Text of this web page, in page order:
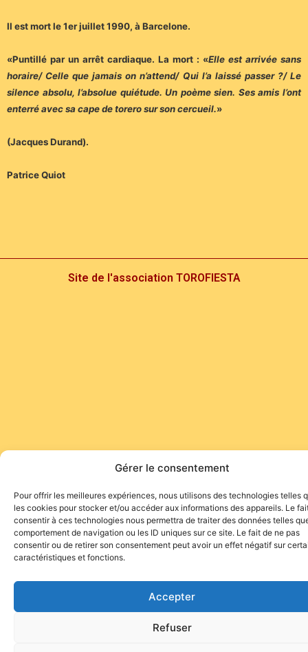
Gérer le consentement
Pour offrir les meilleures expériences, nous utilisons des technologies telles
les cookies pour stocker et/ou accéder aux informations des appareils. Le
consentir à ces technologies nous permettra de traiter des données telles
comportement de navigation ou les ID uniques sur ce site. Le fait de ne pas
consentir ou de retirer son consentement peut avoir un effet négatif sur
caractéristiques et fonctions.
Accepter
Refuser
Il est mort le 1er juillet 1990, à Barcelone.
«Puntillé par un arrêt cardiaque. La mort : «Elle est arrivée sans
horaire/ Celle que jamais on n’attend/ Qui l’a laissé passer ?/ Le
silence absolu, l’absolue quiétude. Un poème sien. Ses amis l’ont
enterré avec sa cape de torero sur son cercueil.»
(Jacques Durand).
Patrice Quiot
Site de l'association TOROFIESTA